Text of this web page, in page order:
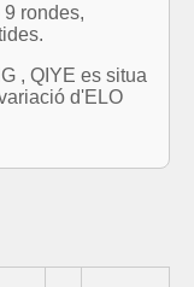
rondes,
, QIYE es situa
d'ELO